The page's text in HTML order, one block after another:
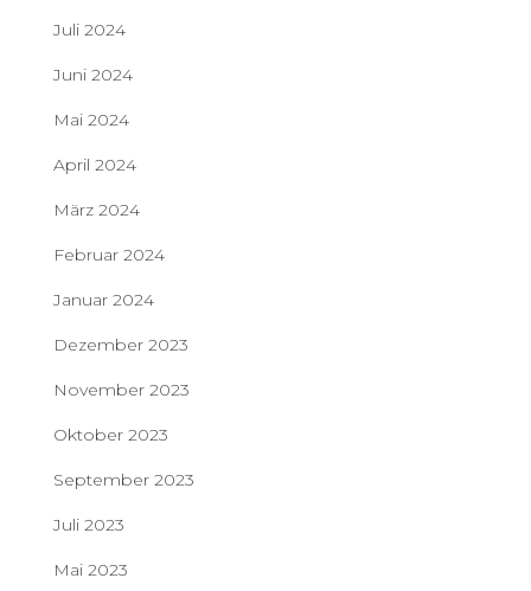
Juli 2024
Juni 2024
Mai 2024
April 2024
März 2024
Februar 2024
Januar 2024
Dezember 2023
November 2023
Oktober 2023
September 2023
Juli 2023
Mai 2023